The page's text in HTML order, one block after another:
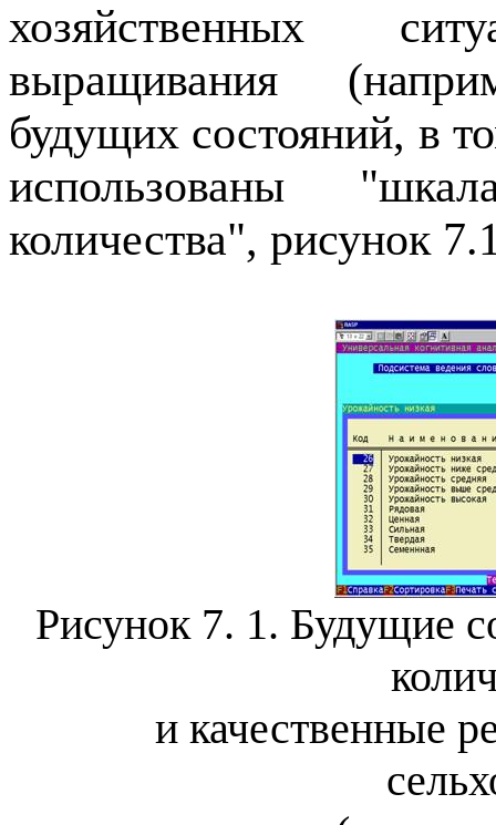
хозяйственных
выращивания
будущих состояний, в
использованы
количества", рисунок
Рисунок 7. 1. Будущие
и качественные